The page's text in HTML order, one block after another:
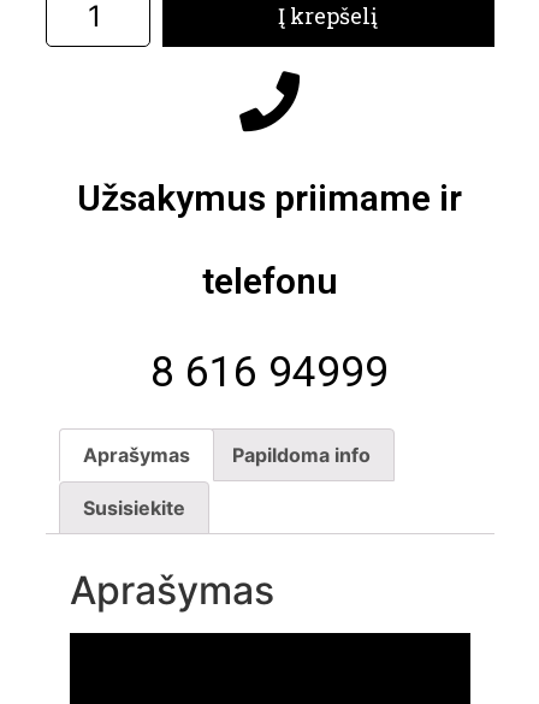
Į krepšelį
Užsakymus priimame ir
telefonu
8 616 94999
Aprašymas Papildoma info
Susisiekite
Aprašymas